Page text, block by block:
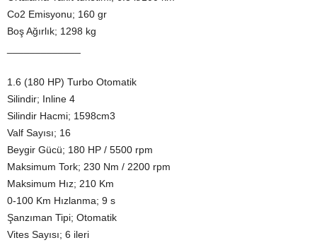
Co2 Emisyonu; 160 gr
Boş Ağırlık; 1298 kg
1.6 (180 HP) Turbo Otomatik
Silindir; Inline 4
Silindir Hacmi; 1598cm3
Valf Sayısı; 16
Beygir Gücü; 180 HP / 5500 rpm
Maksimum Tork; 230 Nm / 2200 rpm
Maksimum Hız; 210 Km
0-100 Km Hızlanma; 9 s
Şanzıman Tipi; Otomatik
Vites Sayısı; 6 ileri